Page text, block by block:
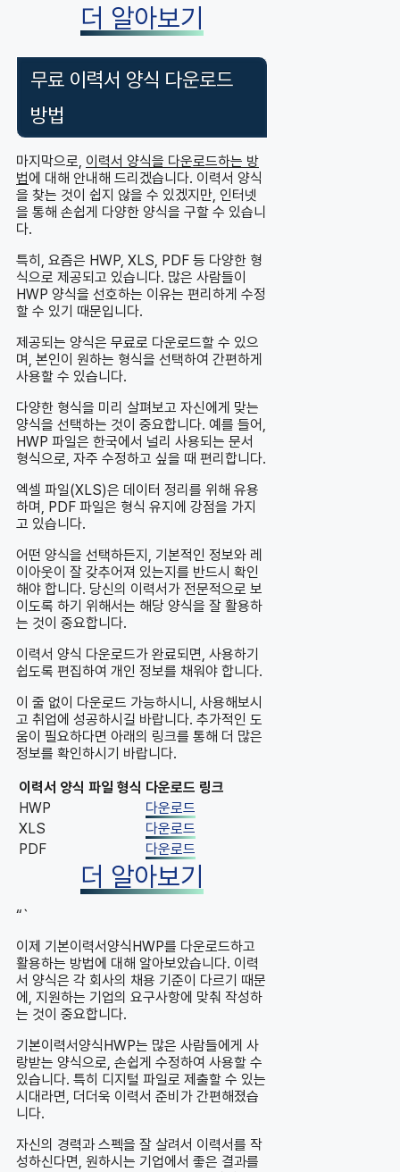
더 알아보기
무료 이력서 양식 다운로드
방법
마지막으로, 이력서 양식을 다운로드하는 방
법에 대해 안내해 드리겠습니다. 이력서 양식
을 찾는 것이 쉽지 않을 수 있겠지만, 인터넷
을 통해 손쉽게 다양한 양식을 구할 수 있습니
다.
특히, 요즘은 HWP, XLS, PDF 등 다양한 형
식으로 제공되고 있습니다. 많은 사람들이
HWP 양식을 선호하는 이유는 편리하게 수정
할 수 있기 때문입니다.
제공되는 양식은 무료로 다운로드할 수 있으
며, 본인이 원하는 형식을 선택하여 간편하게
사용할 수 있습니다.
다양한 형식을 미리 살펴보고 자신에게 맞는
양식을 선택하는 것이 중요합니다. 예를 들어,
HWP 파일은 한국에서 널리 사용되는 문서
형식으로, 자주 수정하고 싶을 때 편리합니다.
엑셀 파일(XLS)은 데이터 정리를 위해 유용
하며, PDF 파일은 형식 유지에 강점을 가지
고 있습니다.
어떤 양식을 선택하든지, 기본적인 정보와 레
이아웃이 잘 갖추어져 있는지를 반드시 확인
해야 합니다. 당신의 이력서가 전문적으로 보
이도록 하기 위해서는 해당 양식을 잘 활용하
는 것이 중요합니다.
이력서 양식 다운로드가 완료되면, 사용하기
쉽도록 편집하여 개인 정보를 채워야 합니다.
이 줄 없이 다운로드 가능하시니, 사용해보시
고 취업에 성공하시길 바랍니다. 추가적인 도
움이 필요하다면 아래의 링크를 통해 더 많은
정보를 확인하시기 바랍니다.
이력서 양식 파일 형식 다운로드 링크
HWP
다운로드
XLS
다운로드
PDF
다운로드
더 알아보기
“`
이제 기본이력서양식HWP를 다운로드하고
활용하는 방법에 대해 알아보았습니다. 이력
서 양식은 각 회사의 채용 기준이 다르기 때문
에, 지원하는 기업의 요구사항에 맞춰 작성하
는 것이 중요합니다.
기본이력서양식HWP는 많은 사람들에게 사
랑받는 양식으로, 손쉽게 수정하여 사용할 수
있습니다. 특히 디지털 파일로 제출할 수 있는
시대라면, 더더욱 이력서 준비가 간편해졌습
니다.
자신의 경력과 스펙을 잘 살려서 이력서를 작
성하신다면, 원하시는 기업에서 좋은 결과를